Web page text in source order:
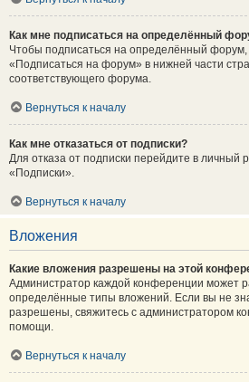
Как мне подписаться на определённый
Чтобы подписаться на определённый форум,
«Подписаться на форум» в нижней части
соответствующего форума.
Вернуться к началу
Как мне отказаться от подписки?
Для отказа от подписки перейдите в личный
«Подписки».
Вернуться к началу
Вложения
Какие вложения разрешены на этой
Администратор каждой конференции может
определённые типы вложений. Если вы не
разрешены, свяжитесь с администратором
помощи.
Вернуться к началу